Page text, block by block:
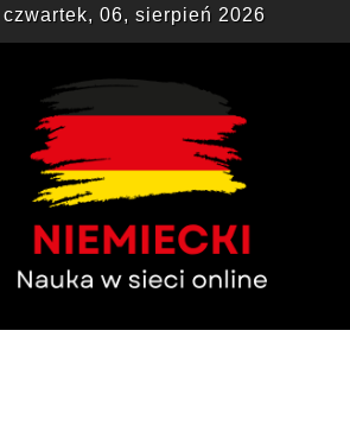
czwartek, 06, sierpień 2026